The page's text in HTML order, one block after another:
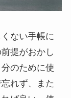
ない手帳に
提がおかし
のために使
れず、また